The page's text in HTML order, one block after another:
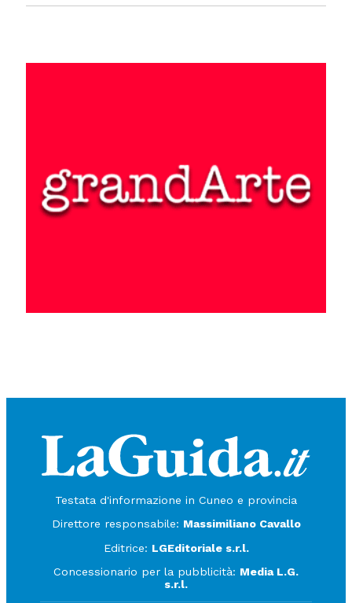
Testata d'informazione in Cuneo e provincia
Direttore responsabile: Massimiliano Cavallo
Editrice: LGEditoriale s.r.l.
Concessionario per la pubblicità: Media L.G.
s.r.l.